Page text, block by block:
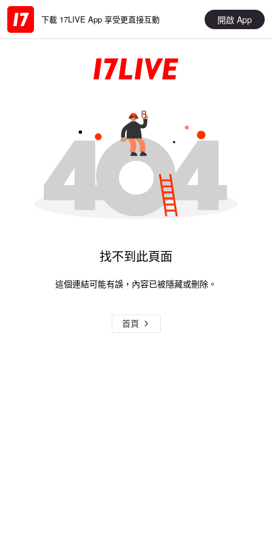
下載 17LIVE App 享受更直接互動 開啟 App
找不到此頁面
這個連結可能有誤，內容已被隱藏或刪除。
首頁